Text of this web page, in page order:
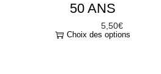
50 ANS
5,50€
Choix des options